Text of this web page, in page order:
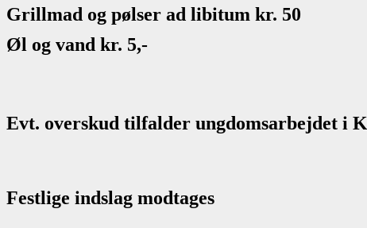
Grillmad og pølser ad libitum kr. 50
Øl og vand kr. 5,-
Evt. overskud tilfalder ungdomsarbejdet i
Festlige indslag modtages